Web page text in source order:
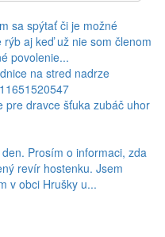
sa spýtať či je možné
aj keď už nie som členom
povolenie...
na stred nadrze
pre dravce šťuka zubáč uhor
Prosím o informaci, zda
revír hostenku. Jsem
v obci Hrušky u...